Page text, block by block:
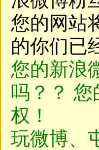
您的网站
的你们已
您的新浪
吗？？
权！
玩微博、